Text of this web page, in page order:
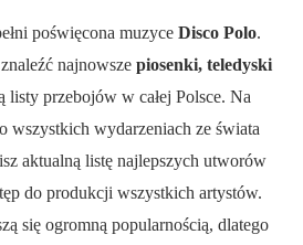
poświęcona muzyce Disco Polo.
najnowsze piosenki, teledyski
listy przebojów w całej Polsce. Na
wszystkich wydarzeniach ze świata
aktualną listę najlepszych utworów
do produkcji wszystkich artystów.
się ogromną popularnością, dlatego